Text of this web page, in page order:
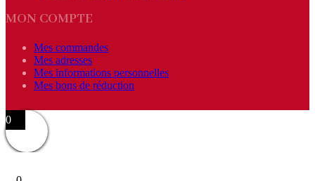
MON COMPTE
Mes commandes
Mes adresses
Mes informations personnelles
Mes bons de réduction
0